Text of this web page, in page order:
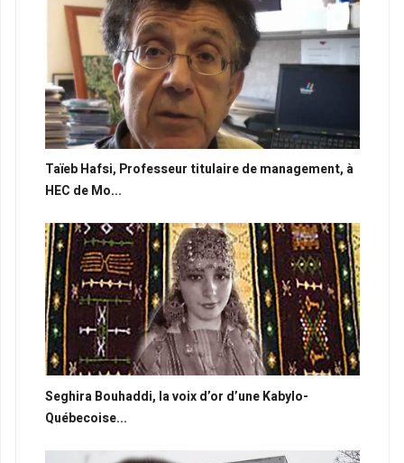
Taïeb Hafsi, Professeur titulaire de management, à
HEC de Mo...
Seghira Bouhaddi, la voix d’or d’une Kabylo-
Québecoise...